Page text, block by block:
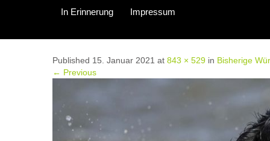
In Erinnerung Impressum
Published 15. Januar 2021 at 843 × 529 in Bisherige
← Previous